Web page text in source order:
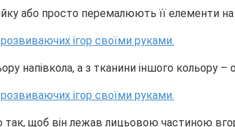
або просто перемалюють її елементи
напівкола, а з тканини іншого кольору –
щоб він лежав лицьовою частиною